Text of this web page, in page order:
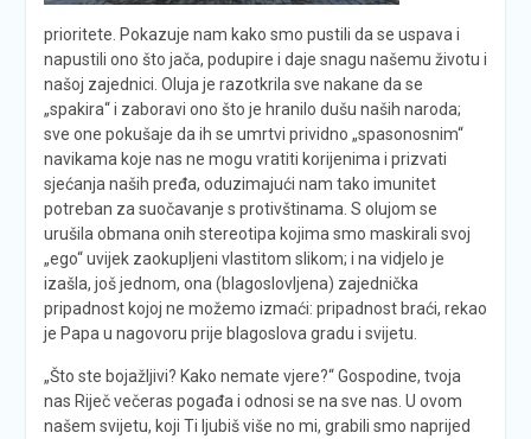
prioritete. Pokazuje nam kako smo pustili da se uspava i
napustili ono što jača, podupire i daje snagu našemu životu i
našoj zajednici. Oluja je razotkrila sve nakane da se
„spakira“ i zaboravi ono što je hranilo dušu naših naroda;
sve one pokušaje da ih se umrtvi prividno „spasonosnim“
navikama koje nas ne mogu vratiti korijenima i prizvati
sjećanja naših pređa, oduzimajući nam tako imunitet
potreban za suočavanje s protivštinama. S olujom se
urušila obmana onih stereotipa kojima smo maskirali svoj
„ego“ uvijek zaokupljeni vlastitom slikom; i na vidjelo je
izašla, još jednom, ona (blagoslovljena) zajednička
pripadnost kojoj ne možemo izmaći: pripadnost braći, rekao
je Papa u nagovoru prije blagoslova gradu i svijetu.
„Što ste bojažljivi? Kako nemate vjere?“ Gospodine, tvoja
nas Riječ večeras pogađa i odnosi se na sve nas. U ovom
našem svijetu, koji Ti ljubiš više no mi, grabili smo naprijed